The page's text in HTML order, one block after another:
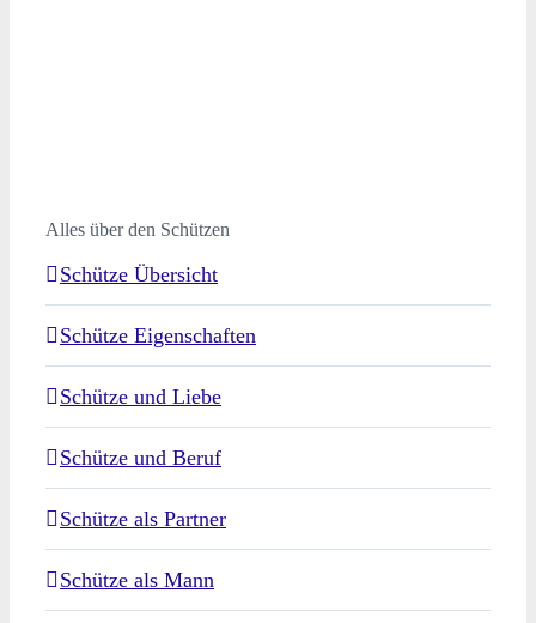
Alles über den Schützen
Schütze Übersicht
Schütze Eigenschaften
Schütze und Liebe
Schütze und Beruf
Schütze als Partner
Schütze als Mann